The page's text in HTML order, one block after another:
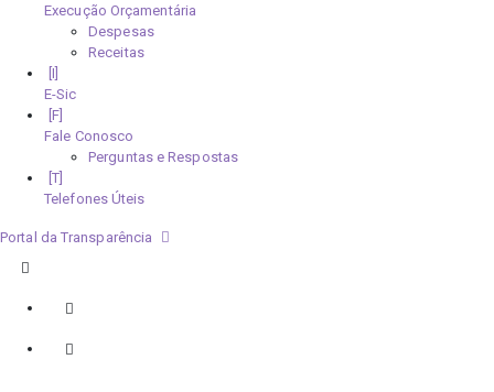
Execução Orçamentária
Despesas
Receitas
E-Sic
Fale Conosco
Perguntas e Respostas
Telefones Úteis
Portal da Transparência